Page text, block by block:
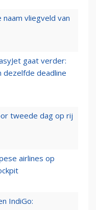
vliegveld van
gaat verder:
deadline
tweede dag op rij
airlines op
IndiGo: